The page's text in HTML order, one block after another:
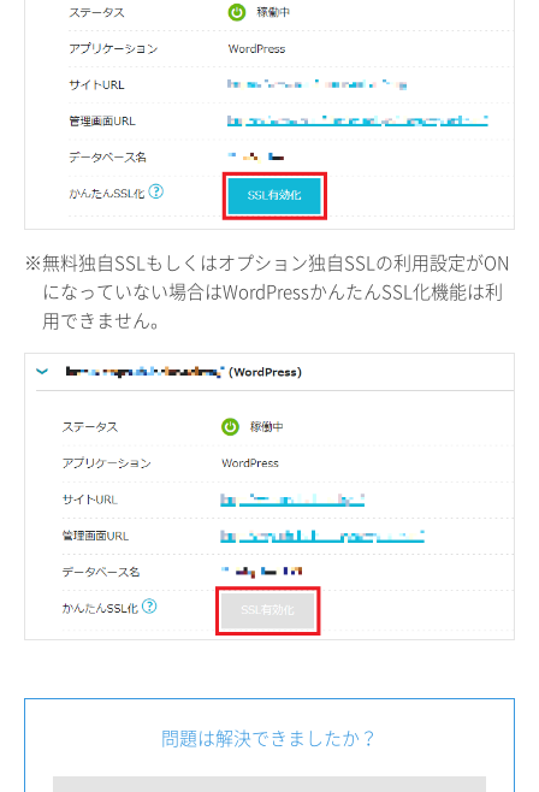
※無料独自SSLもしくはオプション独自SSLの利用設定がON
になっていない場合はWordPressかんたんSSL化機能は利
用できません。
問題は解決できましたか？